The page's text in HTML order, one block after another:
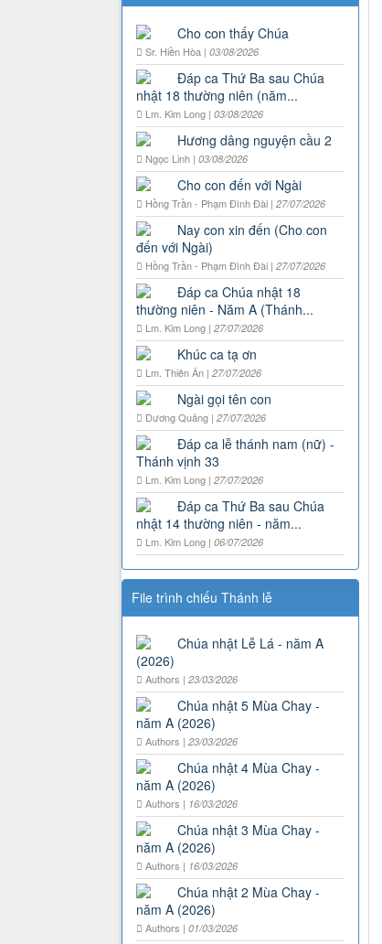
Cho con thấy Chúa
Sr. Hiền Hòa | 03/08/2026
Đáp ca Thứ Ba sau Chúa
nhật 18 thường niên (năm...
Lm. Kim Long | 03/08/2026
Hương dâng nguyện cầu 2
Ngọc Linh | 03/08/2026
Cho con đến với Ngài
Hồng Trần - Phạm Đình Đài | 27/07/2026
Nay con xin đến (Cho con
đến với Ngài)
Hồng Trần - Phạm Đình Đài | 27/07/2026
Đáp ca Chúa nhật 18
thường niên - Năm A (Thánh...
Lm. Kim Long | 27/07/2026
Khúc ca tạ ơn
Lm. Thiên Ân | 27/07/2026
Ngài gọi tên con
Dương Quảng | 27/07/2026
Đáp ca lễ thánh nam (nữ) -
Thánh vịnh 33
Lm. Kim Long | 27/07/2026
Đáp ca Thứ Ba sau Chúa
nhật 14 thường niên - năm...
Lm. Kim Long | 06/07/2026
File trình chiếu Thánh lễ
Chúa nhật Lễ Lá - năm A
(2026)
Authors | 23/03/2026
Chúa nhật 5 Mùa Chay -
năm A (2026)
Authors | 23/03/2026
Chúa nhật 4 Mùa Chay -
năm A (2026)
Authors | 16/03/2026
Chúa nhật 3 Mùa Chay -
năm A (2026)
Authors | 16/03/2026
Chúa nhật 2 Mùa Chay -
năm A (2026)
Authors | 01/03/2026